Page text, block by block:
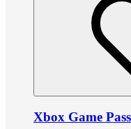
Xbox Game